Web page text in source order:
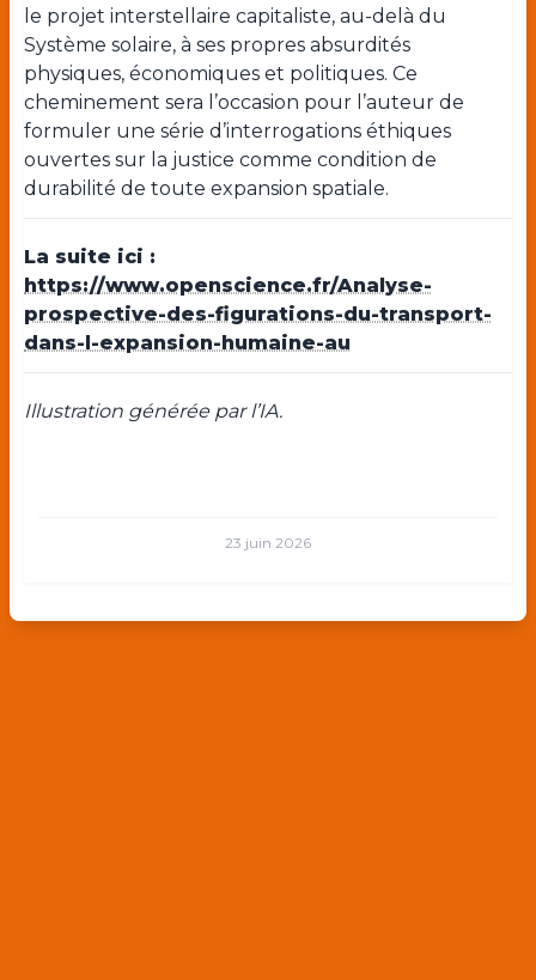
le projet interstellaire capitaliste, au-delà du
Système solaire, à ses propres absurdités
physiques, économiques et politiques. Ce
cheminement sera l’occasion pour l’auteur de
formuler une série d’interrogations éthiques
ouvertes sur la justice comme condition de
durabilité de toute expansion spatiale.
La suite ici :
https://www.openscience.fr/Analyse-
prospective-des-figurations-du-transport-
dans-l-expansion-humaine-au
Illustration générée par l’IA.
23 juin 2026